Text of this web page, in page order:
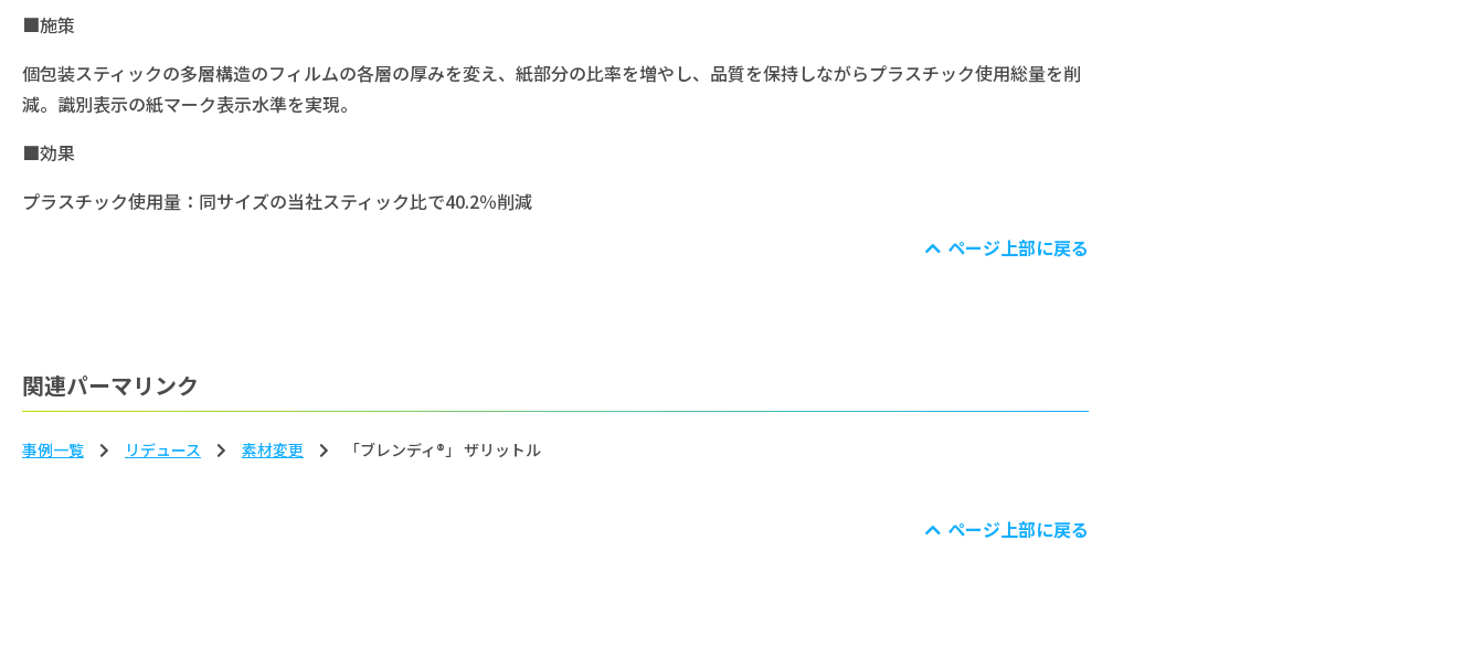
■施策
個包装スティックの多層構造のフィルムの各層の厚みを変え、紙部分の比率を増やし、品質を保持しながらプラスチック使用総量を削
減。識別表示の紙マーク表示水準を実現。
■効果
プラスチック使用量：同サイズの当社スティック比で40.2％削減
ページ上部に戻る
関連パーマリンク
事例一覧 リデュース 素材変更 「ブレンディ®」 ザリットル
ページ上部に戻る